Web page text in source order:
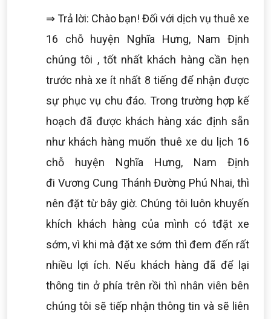
⇒ Trả lời: Chào bạn! Đối với dịch vụ thuê xe
16 chỗ huyện Nghĩa Hưng, Nam Định
chúng tôi , tốt nhất khách hàng cần hẹn
trước nhà xe ít nhất 8 tiếng để nhận được
sự phục vụ chu đáo. Trong trường hợp kế
hoạch đã được khách hàng xác định sẵn
như khách hàng muốn thuê xe du lịch 16
chỗ huyện Nghĩa Hưng, Nam Định
đi Vương Cung Thánh Đường Phú Nhai, thì
nên đặt từ bây giờ. Chúng tôi luôn khuyến
khích khách hàng của mình có tđặt xe
sớm, vì khi mà đặt xe sớm thì đem đến rất
nhiều lợi ích. Nếu khách hàng đã để lại
thông tin ở phía trên rồi thì nhân viên bên
chúng tôi sẽ tiếp nhận thông tin và sẽ liên